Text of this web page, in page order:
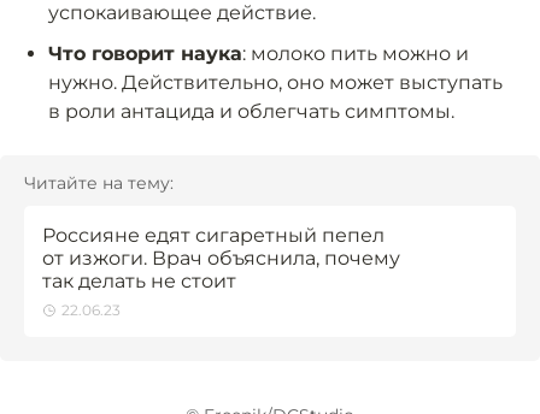
успокаивающее действие.
Что говорит наука: молоко пить можно и
нужно. Действительно, оно может выступать
в роли антацида и облегчать симптомы.
Читайте на тему:
Россияне едят сигаретный пепел
от изжоги. Врач объяснила, почему
так делать не стоит
22.06.23